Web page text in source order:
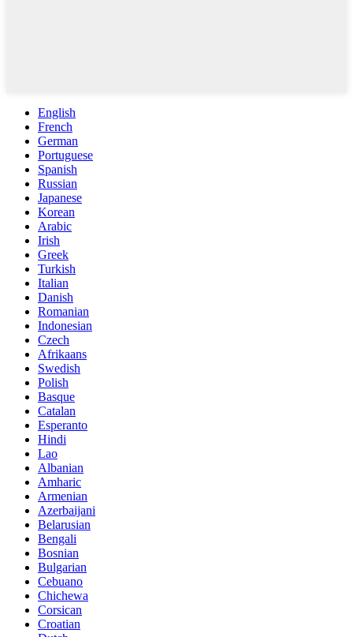
English
French
German
Portuguese
Spanish
Russian
Japanese
Korean
Arabic
Irish
Greek
Turkish
Italian
Danish
Romanian
Indonesian
Czech
Afrikaans
Swedish
Polish
Basque
Catalan
Esperanto
Hindi
Lao
Albanian
Amharic
Armenian
Azerbaijani
Belarusian
Bengali
Bosnian
Bulgarian
Cebuano
Chichewa
Corsican
Croatian